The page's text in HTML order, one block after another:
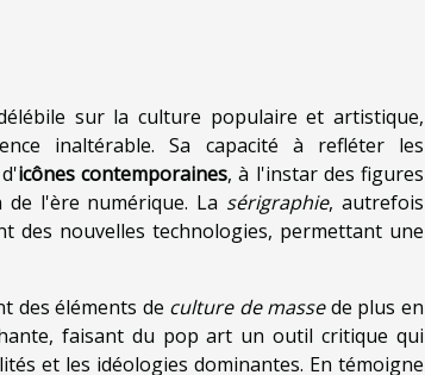
sur la culture populaire et artistique,
inaltérable. Sa capacité à refléter les
icônes contemporaines, à l'instar des figures
de l'ère numérique. La sérigraphie, autrefois
des nouvelles technologies, permettant une
des éléments de culture de massede plus en
faisant du pop art un outil critique qui
et les idéologies dominantes. En témoigne